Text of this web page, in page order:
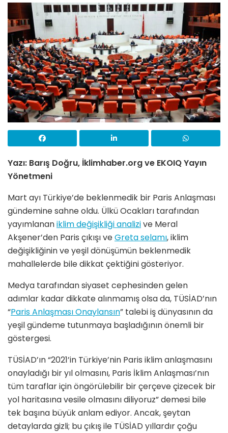
Yazı: Barış Doğru, İklimhaber.org ve EKOIQ Yayın
Yönetmeni
Mart ayı Türkiye’de beklenmedik bir Paris Anlaşması
gündemine sahne oldu. Ülkü Ocakları tarafından
yayımlananiklim değişikliği analizive Meral
Akşener’den Paris çıkışı veGreta selamı, iklim
değişikliğinin ve yeşil dönüşümün beklenmedik
mahallelerde bile dikkat çektiğini gösteriyor.
Medya tarafından siyaset cephesinden gelen
adımlar kadar dikkate alınmamış olsa da, TÜSİAD’nın
“Paris Anlaşması Onaylansın” talebi iş dünyasının da
yeşil gündeme tutunmaya başladığının önemli bir
göstergesi.
TÜSİAD’ın “2021’in Türkiye’nin Paris iklim anlaşmasını
onayladığı bir yıl olmasını, Paris İklim Anlaşması’nın
tüm taraflar için öngörülebilir bir çerçeve çizecek bir
yol haritasına vesile olmasını diliyoruz” demesi bile
tek başına büyük anlam ediyor. Ancak, şeytan
detaylarda gizli; bu çıkış ile TÜSİAD yıllardır çoğu